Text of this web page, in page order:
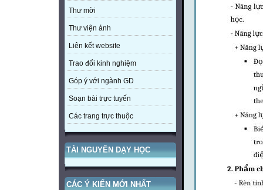
Thư mời
Thư viện ảnh
Liên kết website
Trao đổi kinh nghiệm
Góp ý với ngành GD
Soạn bài trực tuyến
Các trang trực thuộc
TÀI NGUYÊN DẠY HỌC
CÁC Ý KIẾN MỚI NHẤT